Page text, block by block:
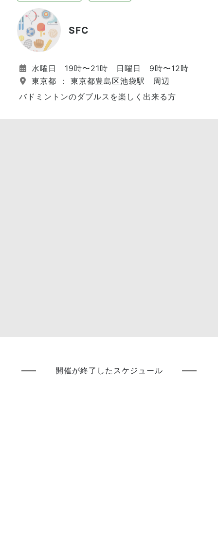
SFC
水曜日 19時〜21時 日曜日 9時〜12時
東京都 ： 東京都豊島区池袋駅 周辺
バドミントンのダブルスを楽しく出来る方
開催が終了したスケジュール